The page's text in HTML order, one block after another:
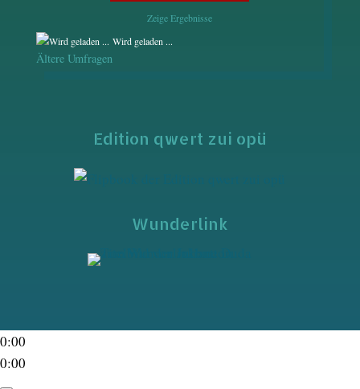
Zeige Ergebnisse
Wird geladen ...
Ältere Umfragen
Edition qwert zui opü
Wunderlink
0:00
0:00